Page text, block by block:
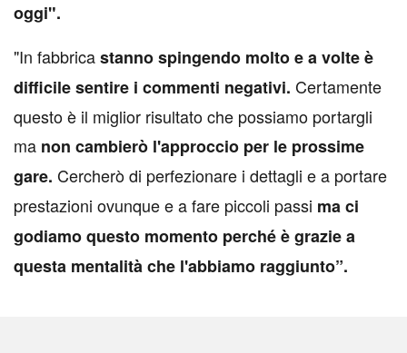
oggi".
"In fabbricastanno spingendo molto e a volte è
difficile sentire i commenti negativi. Certamente
questo è il miglior risultato che possiamo portargli
ma non cambierò l'approccio per le prossime
gare. Cercherò di perfezionare i dettagli e a portare
prestazioni ovunque e a fare piccoli passi ma ci
godiamo questo momento perché è grazie a
questa mentalità che l'abbiamo raggiunto”.